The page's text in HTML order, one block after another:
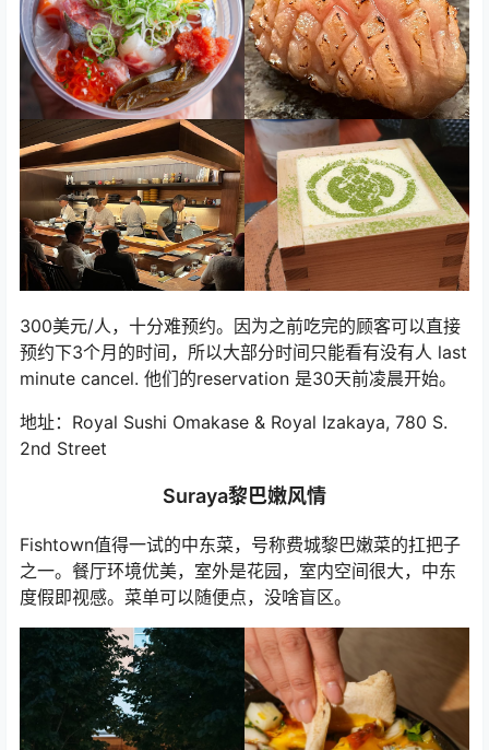
300美元/人，十分难预约。因为之前吃完的顾客可以直接
预约下3个月的时间，所以大部分时间只能看有没有人 last
minute cancel. 他们的reservation 是30天前凌晨开始。
地址：Royal Sushi Omakase & Royal Izakaya, 780 S.
2nd Street
Suraya黎巴嫩风情
Fishtown值得一试的中东菜，号称费城黎巴嫩菜的扛把子
之一。餐厅环境优美，室外是花园，室内空间很大，中东
度假即视感。菜单可以随便点，没啥盲区。